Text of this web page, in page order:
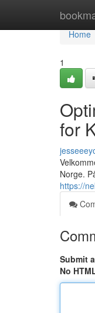
Home
Home
1
for
Norge.
https://
Submit
No